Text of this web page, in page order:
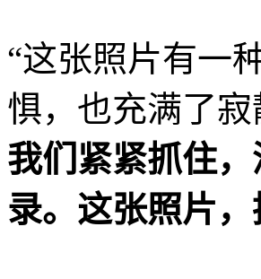
“这张照片有一
惧，也充满了
我们紧紧抓住
录。这张照片